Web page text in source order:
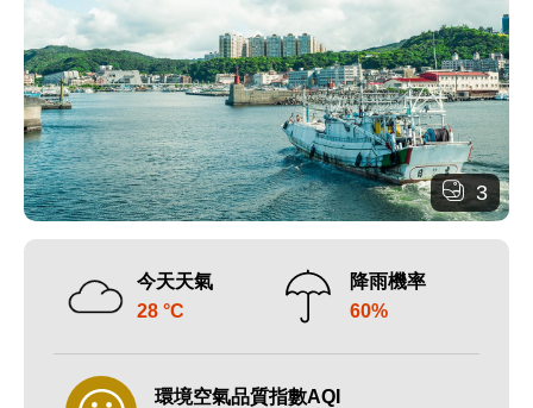
3
今天天氣
28 °C
降雨機率
60%
環境空氣品質指數AQI